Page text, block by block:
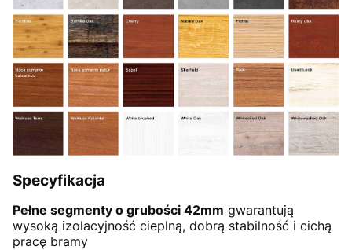
Specyfikacja
Pełne segmenty o grubości 42mm gwarantują
wysoką izolacyjność cieplną, dobrą stabilność i cichą
pracę bramy